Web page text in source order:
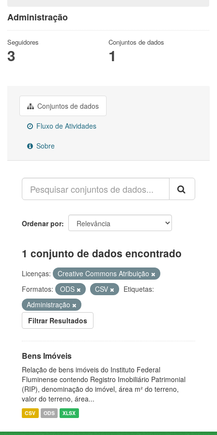
Administração
Seguidores
3
Conjuntos de dados
1
Conjuntos de dados
Fluxo de Atividades
Sobre
Ordenar por
1 conjunto de dados encontrado
Licenças:
Creative Commons Atribuição
Formatos:
ODS CSV
Etiquetas:
Administração
Filtrar Resultados
Bens Imóveis
Relação de bens imóveis do Instituto Federal
Fluminense contendo Registro Imobiliário Patrimonial
(RIP), denominação do imóvel, área m² do terreno,
valor do terreno, área...
CSV ODS XLSX